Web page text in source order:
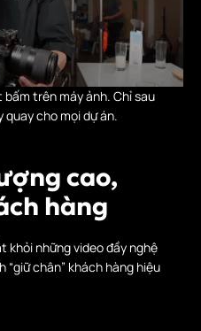
trên máy ảnh. Chỉ sau
cho mọi dự án.
cao,
hàng
khỏi những video đầy nghệ
chân” khách hàng hiệu